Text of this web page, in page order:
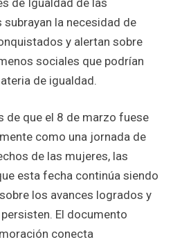
la necesidad de
y alertan sobre
sociales que podrían
de igualdad.
de que el 8 de marzo fuese
como una jornada de
de las mujeres, las
esta fecha continúa siendo
los avances logrados y
El documento
conecta